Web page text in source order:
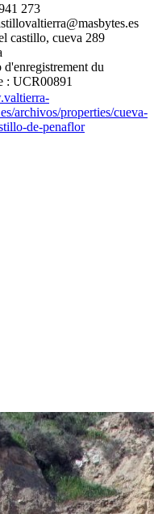
273
castillo, cueva 289
d'enregistrement du
: UCR00891
archivos/properties/cueva-
de-penaflor